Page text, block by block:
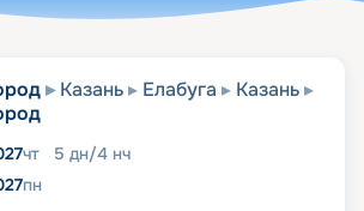
Казань Елабуга
Казань
чт 5 дн/4 нч
пн